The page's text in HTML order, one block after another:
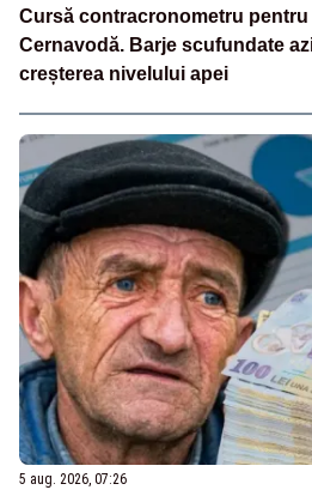
Cursă contracronometru pentru
Cernavodă. Barje scufundate
creșterea nivelului apei
5 aug. 2026, 07:26